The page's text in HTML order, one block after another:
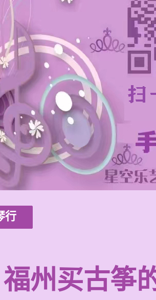
行
福州买古筝